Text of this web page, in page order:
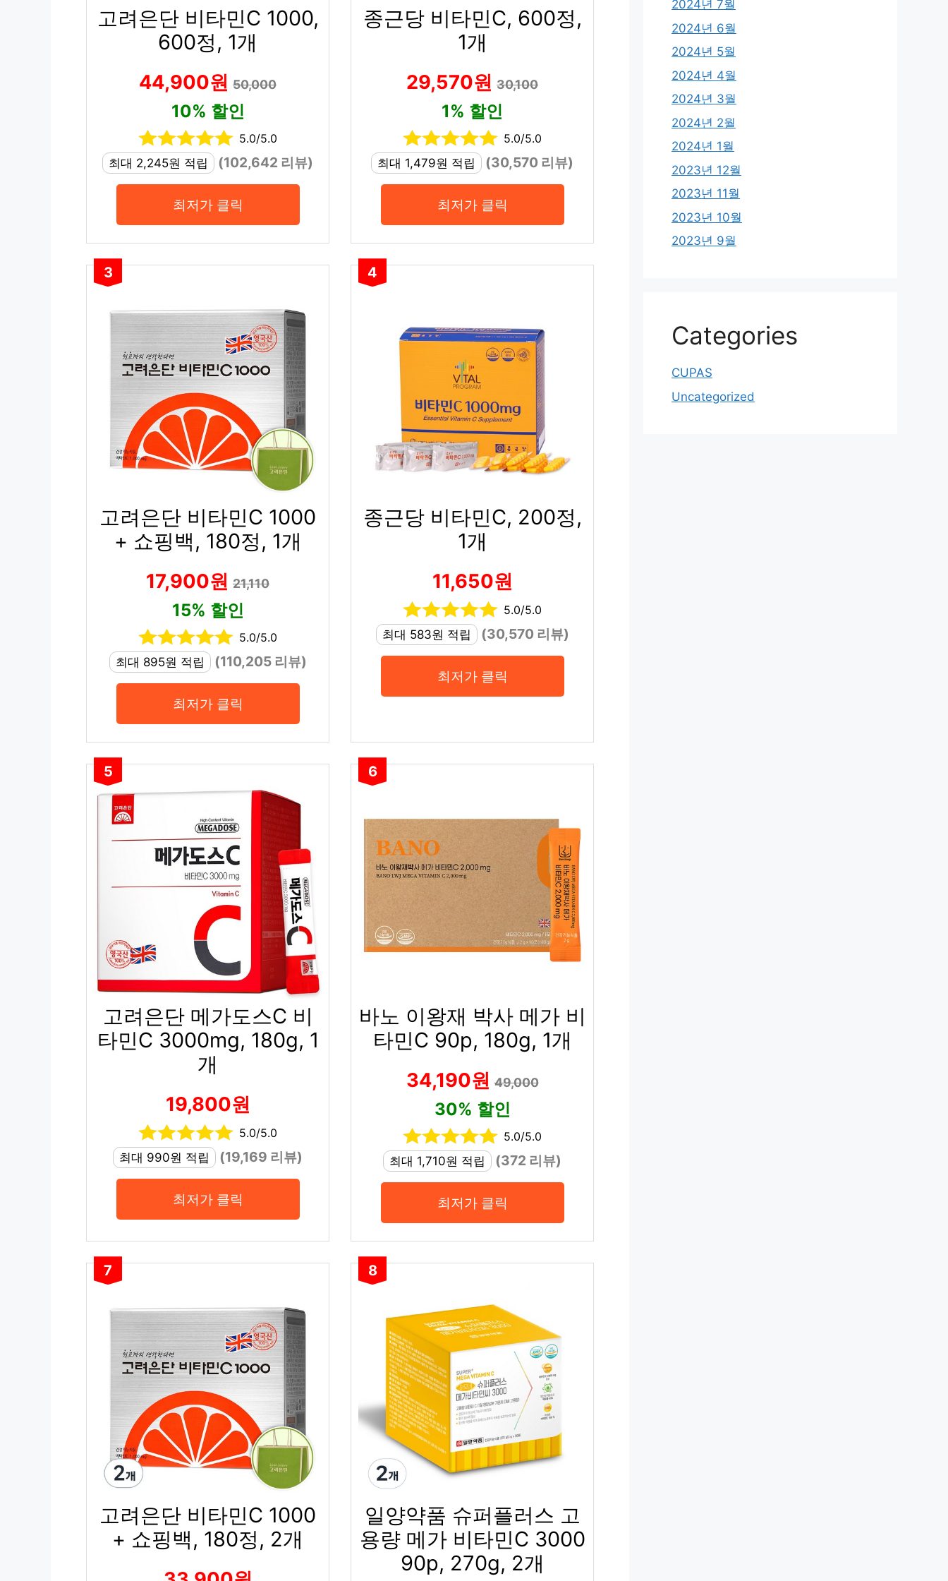
고려은단 비타민C 1000,
600정, 1개
44,900원 50,000
10% 할인
5.0/5.0
최대 2,245원 적립
(102,642 리뷰)
최저가 클릭
종근당 비타민C, 600정,
1개
29,570원 30,100
1% 할인
5.0/5.0
최대 1,479원 적립
(30,570 리뷰)
최저가 클릭
3
고려은단 비타민C 1000
+ 쇼핑백, 180정, 1개
17,900원 21,110
15% 할인
5.0/5.0
최대 895원 적립
(110,205 리뷰)
최저가 클릭
4
종근당 비타민C, 200정,
1개
11,650원
5.0/5.0
최대 583원 적립
(30,570 리뷰)
최저가 클릭
5
고려은단 메가도스C 비
타민C 3000mg, 180g, 1
개
19,800원
5.0/5.0
최대 990원 적립
(19,169 리뷰)
최저가 클릭
6
바노 이왕재 박사 메가 비
타민C 90p, 180g, 1개
34,190원49,000
30% 할인
5.0/5.0
최대 1,710원 적립
(372 리뷰)
최저가 클릭
7
고려은단 비타민C 1000
+ 쇼핑백, 180정, 2개
8
일양약품 슈퍼플러스 고
용량 메가 비타민C 3000
90p, 270g, 2개
2024년 7월
2024년 6월
2024년 5월
2024년 4월
2024년 3월
2024년 2월
2024년 1월
2023년 12월
2023년 11월
2023년 10월
2023년 9월
Categories
CUPAS
Uncategorized